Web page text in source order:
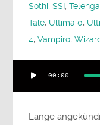
Sothi,SSI,
Tale, Ultima 0,
4,Vampiro,
Player
00:00
Lange